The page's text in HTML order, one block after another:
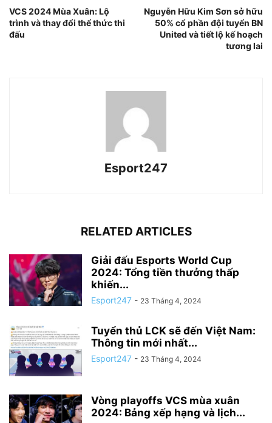
VCS 2024 Mùa Xuân: Lộ
trình và thay đổi thể thức thi
đấu
Nguyễn Hữu Kim Sơn sở hữu
50% cổ phần đội tuyển BN
United và tiết lộ kế hoạch
tương lai
Esport247
RELATED ARTICLES
Giải đấu Esports World Cup
2024: Tổng tiền thưởng thấp
khiến...
Esport247 - 23 Tháng 4, 2024
Tuyển thủ LCK sẽ đến Việt Nam:
Thông tin mới nhất...
Esport247 - 23 Tháng 4, 2024
Vòng playoffs VCS mùa xuân
2024: Bảng xếp hạng và lịch...